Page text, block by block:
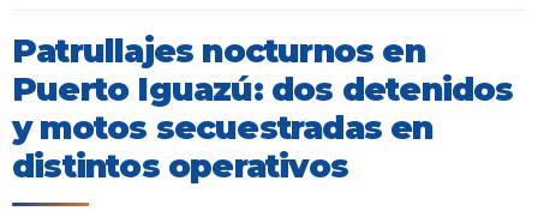
Patrullajes nocturnos en
Puerto Iguazú: dos detenidos
y motos secuestradas en
distintos operativos